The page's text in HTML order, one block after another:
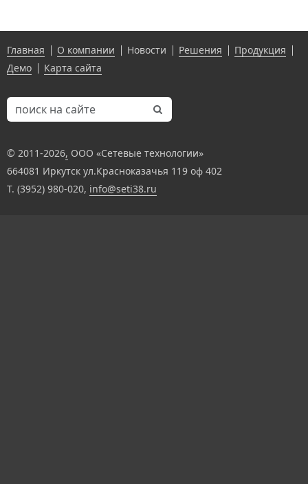
© 2011-2026, ООО «Сетевые технологии»
664081 Иркутск ул.Красноказачья 119 оф 402
Т. (3952) 980-020, info@seti38.ru
Главная О компании Новости Решения
Продукция
Демо
Карта сайта